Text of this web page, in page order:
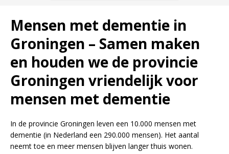
Mensen met dementie in
Groningen – Samen maken
en houden we de provincie
Groningen vriendelijk voor
mensen met dementie
In de provincie Groningen leven een 10.000 mensen met
dementie (in Nederland een 290.000 mensen). Het aantal
neemt toe en meer mensen blijven langer thuis wonen.